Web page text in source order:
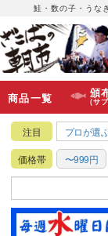
鮭・数の子・うな
商品一覧 頒
(サ
注目 プロが選
価格帯 〜999円